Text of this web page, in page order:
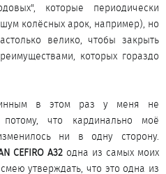
которые периодически
колёсных арок, например), но
велико, чтобы закрыть
которых гораздо
в этом раз у меня не
что кардинально моё
ни в одну сторону.
CEFIRO A32 одна из самых моих
утверждать, что это одна из